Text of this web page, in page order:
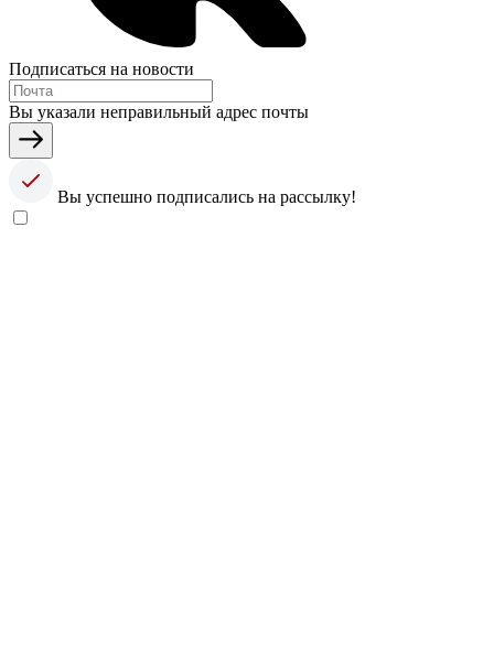
Подписаться на новости
Вы указали неправильный адрес почты
Вы успешно подписались на рассылку!